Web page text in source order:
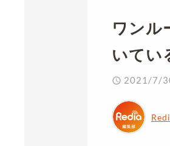
ワンル
いてい
2021/7/